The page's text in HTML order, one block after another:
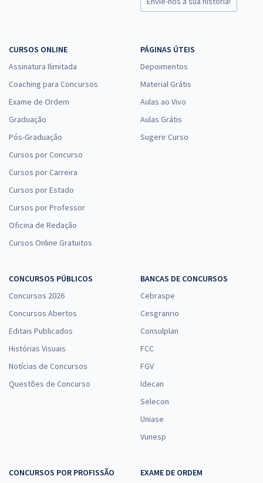
CURSOS ONLINE
Assinatura Ilimitada
Coaching para Concursos
Exame de Ordem
Graduação
Pós-Graduação
Cursos por Concurso
Cursos por Carreira
Cursos por Estado
Cursos por Professor
Oficina de Redação
Cursos Online Gratuitos
PÁGINAS ÚTEIS
Depoimentos
Material Grátis
Aulas ao Vivo
Aulas Grátis
Sugerir Curso
CONCURSOS PÚBLICOS
Concursos 2026
Concursos Abertos
Editais Publicados
Histórias Visuais
Notícias de Concursos
Questões de Concurso
BANCAS DE CONCURSOS
Cebraspe
Cesgranrio
Consulplan
FCC
FGV
Idecan
Selecon
Uniase
Vunesp
CONCURSOS POR PROFISSÃO
EXAME DE ORDEM